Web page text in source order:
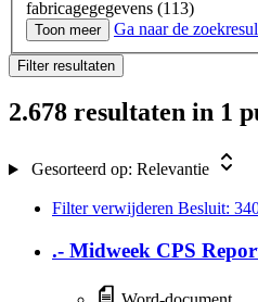
fabricagegegevens (113)
5.1.2c Opsporing en
5.1.5 Het voorkomen van
5.1.2h De beveiliging van
5.1.2f Bescherming van
5.1.1d Bijzondere
5.1.2d Inspectie, controle en
5.1.1e Nationale
Toon meer Ga naar de
Filter resultaten
2.678 resultaten in 1
Gesorteerd op: Relevantie
Filter verwijderen Besluit:
.- Midweek CPS